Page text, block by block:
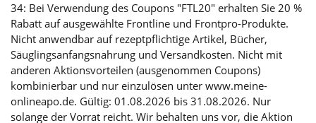
34: Bei Verwendung des Coupons "FTL20" erhalten Sie 20 %
Rabatt auf ausgewählte Frontline und Frontpro-Produkte.
Nicht anwendbar auf rezeptpflichtige Artikel, Bücher,
Säuglingsanfangsnahrung und Versandkosten. Nicht mit
anderen Aktionsvorteilen (ausgenommen Coupons)
kombinierbar und nur einzulösen unter www.meine-
onlineapo.de. Gültig: 01.08.2026 bis 31.08.2026. Nur
solange der Vorrat reicht. Wir behalten uns vor, die Aktion